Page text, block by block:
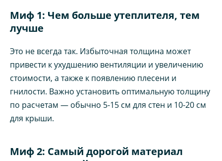
Миф 1: Чем больше утеплителя, тем
лучше
Это не всегда так. Избыточная толщина может
привести к ухудшению вентиляции и увеличению
стоимости, а также к появлению плесени и
гнилости. Важно установить оптимальную толщину
по расчетам — обычно 5-15 см для стен и 10-20 см
для крыши.
Миф 2: Самый дорогой материал